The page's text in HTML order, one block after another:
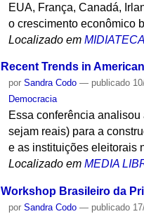
EUA, França, Canadá,
o crescimento econômico
Localizado em MIDIATECA
Recent Trends in
porSandra Codo — publicado
Democracia
Essa conferência
sejam reais) para a
e as instituições eleitorais
Localizado em MEDIA
Workshop Brasileiro da
porSandra Codo — publicado